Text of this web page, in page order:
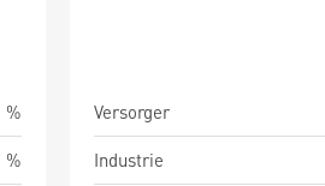
%
%
Versorger
Industrie